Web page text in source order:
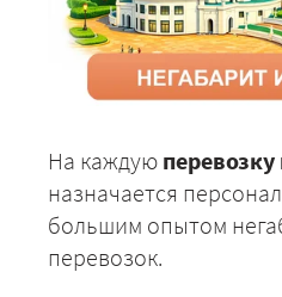
На каждую
назначается
большим опытом
перевозок.